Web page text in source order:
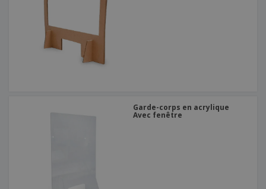
Garde-corps en acrylique
Avec fenêtre